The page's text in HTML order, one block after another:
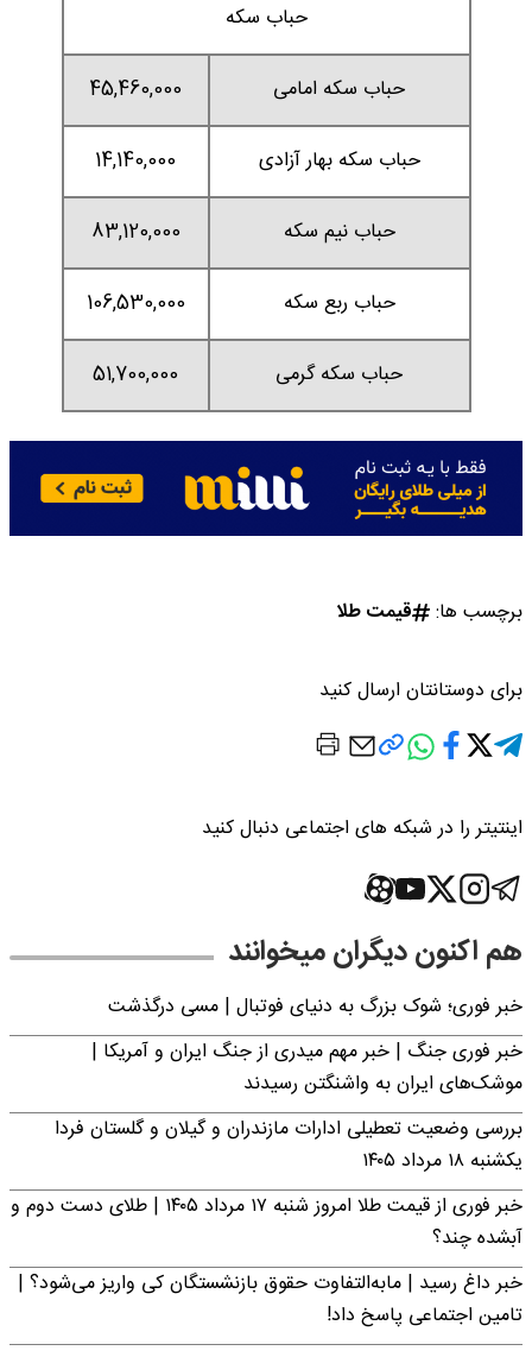
حباب سکه
حباب سکه امامی 45,460,000
حباب سکه بهار آزادی 14,140,000
حباب نیم سکه 83,120,000
حباب ربع سکه 106,530,000
حباب سکه گرمی 51,700,000
برچسب ها: قیمت طلا
برای دوستانتان ارسال کنید
اینتیتر را در شبکه های اجتماعی دنبال کنید
هم اکنون دیگران میخوانند
خبر فوری؛‌ شوک بزرگ به دنیای فوتبال | مسی درگذشت
خبر فوری جنگ | خبر مهم میدری از جنگ ایران و آمریکا |
موشک‌های ایران به واشنگتن رسیدند
بررسی وضعیت تعطیلی ادارات مازندران و گیلان و گلستان فردا
یکشنبه ۱۸ مرداد ۱۴۰۵
خبر فوری از قیمت طلا امروز شنبه ۱۷ مرداد ۱۴۰۵ | طلای دست دوم و
آبشده چند؟
خبر داغ رسید | مابه‌التفاوت حقوق بازنشستگان کی واریز می‌شود؟ |
تامین اجتماعی پاسخ داد!